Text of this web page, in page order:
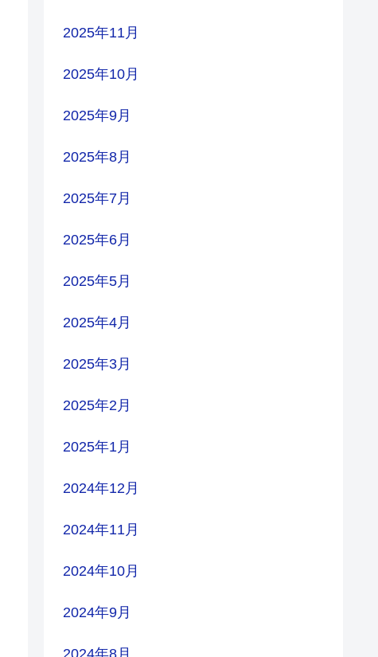
2025年11月
2025年10月
2025年9月
2025年8月
2025年7月
2025年6月
2025年5月
2025年4月
2025年3月
2025年2月
2025年1月
2024年12月
2024年11月
2024年10月
2024年9月
2024年8月